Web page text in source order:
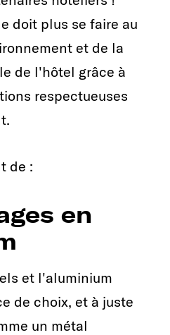
doit plus se faire au
et de la
de l'hôtel grâce à
respectueuses
de :
en
et l'aluminium
de choix, et à juste
un métal